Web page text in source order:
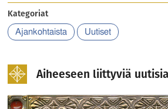
Kategoriat
Ajankohtaista Uutiset
Aiheeseen liittyviä uutisia